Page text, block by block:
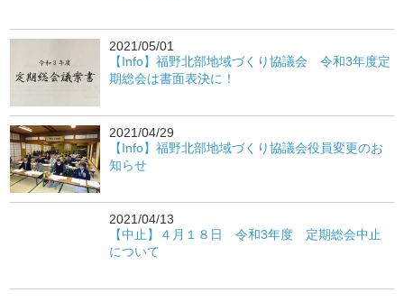
2021/05/01
【Info】福野北部地域づくり協議会 令和3年度定
期総会は書面表決に！
2021/04/29
【Info】福野北部地域づくり協議会役員変更のお
知らせ
2021/04/13
【中止】４月１８日 令和3年度 定期総会中止
について